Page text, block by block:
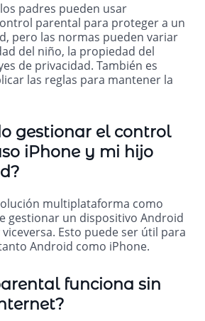
padres pueden usar
parental para proteger a un
pero las normas pueden variar
del niño, la propiedad del
de privacidad. También es
las reglas para mantener la
gestionar el control
iPhone y mi hijo
multiplataforma como
gestionar un dispositivo Android
Esto puede ser útil para
Android como iPhone.
funciona sin